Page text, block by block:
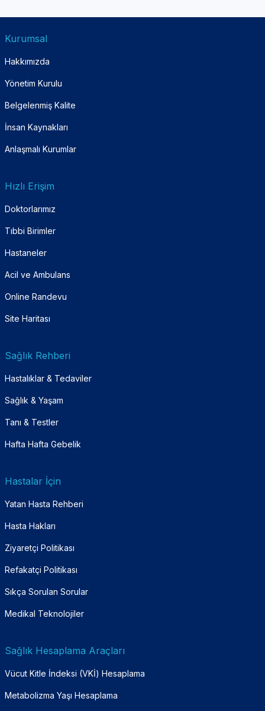
Kurumsal
Hakkımızda
Yönetim Kurulu
Belgelenmiş Kalite
İnsan Kaynakları
Anlaşmalı Kurumlar
Hızlı Erişim
Doktorlarımız
Tıbbi Birimler
Hastaneler
Acil ve Ambulans
Online Randevu
Site Haritası
Sağlık Rehberi
Hastalıklar & Tedaviler
Sağlık & Yaşam
Tanı & Testler
Hafta Hafta Gebelik
Hastalar İçin
Yatan Hasta Rehberi
Hasta Hakları
Ziyaretçi Politikası
Refakatçi Politikası
Sıkça Sorulan Sorular
Medikal Teknolojiler
Sağlık Hesaplama Araçları
Vücut Kitle İndeksi (VKİ) Hesaplama
Metabolizma Yaşı Hesaplama